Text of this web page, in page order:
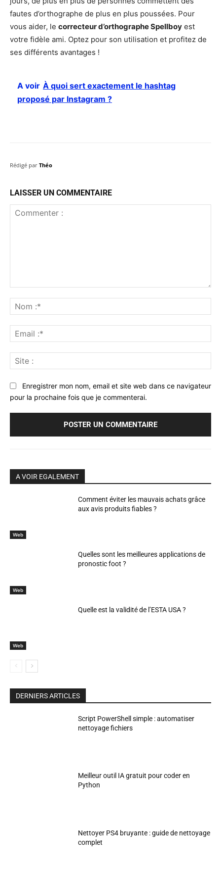
fautes d’orthographe de plus en plus poussées. Pour
vous aider, le correcteur d’orthographe Spellboy est
votre fidèle ami. Optez pour son utilisation et profitez de
ses différents avantages !
A voir À quoi sert exactement le hashtag
proposé par Instagram ?
Rédigé par Théo
LAISSER UN COMMENTAIRE
:*
:*
:
Enregistrer mon nom, email et site web dans ce navigateur
pour la prochaine fois que je commenterai.
A VOIR EGALEMENT
Web
Comment éviter les mauvais achats grâce
aux avis produits fiables ?
Web
Quelles sont les meilleures applications de
pronostic foot ?
Web
Quelle est la validité de l’ESTA USA ?
DERNIERS ARTICLES
Script PowerShell simple : automatiser
nettoyage fichiers
Meilleur outil IA gratuit pour coder en
Python
Nettoyer PS4 bruyante : guide de nettoyage
complet